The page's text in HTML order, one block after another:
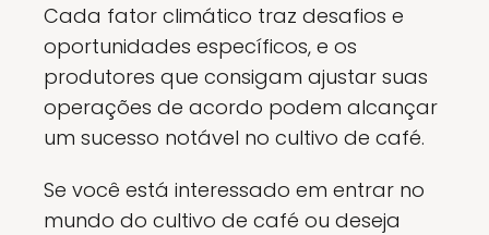
Cada fator climático traz desafios e
oportunidades específicos, e os
produtores que consigam ajustar suas
operações de acordo podem alcançar
um sucesso notável no cultivo de café.
Se você está interessado em entrar no
mundo do cultivo de café ou deseja